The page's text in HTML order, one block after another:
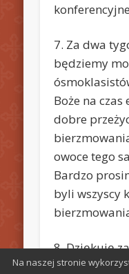
7. Za dwa
będziemy
Boże na
dobre
owoce tego
Bardzo
byli wszyscy
8. Dziękuję
tacę
Na naszej stronie